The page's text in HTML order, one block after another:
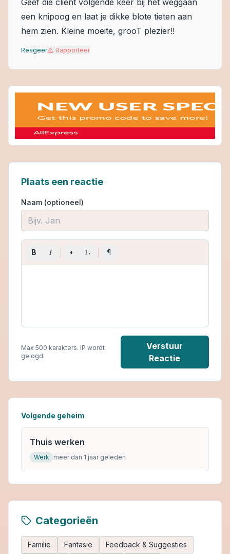
Geef die cliënt volgende keer bij het weggaan
een knipoog en laat je dikke blote tieten aan
hem zien. Kleine moeite, grooT plezier!!
Reageer Rapporteer
Plaats een reactie
Naam (optioneel)
B I • 1. ¶
Max 500 karakters. IP wordt
gelogd.
Verstuur
Reactie
Volgende geheim
Thuis werken
Werk meer dan 1 jaar geleden
Categorieën
Familie Fantasie
Feedback & Suggesties